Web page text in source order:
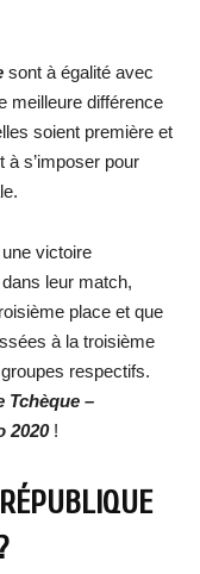
sont à égalité avec
meilleure différence
soient première et
s’imposer pour
une victoire
leur match,
place et que
à la troisième
respectifs.
Tchèque –
2020!